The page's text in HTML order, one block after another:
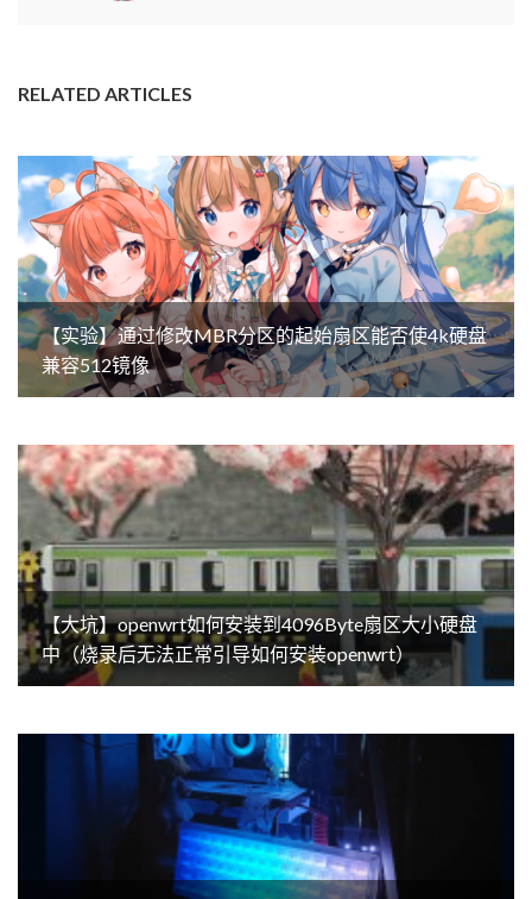
RELATED ARTICLES
【实验】通过修改MBR分区的起始扇区能否使4k硬盘
兼容512镜像
【大坑】openwrt如何安装到4096Byte扇区大小硬盘
中（烧录后无法正常引导如何安装openwrt）